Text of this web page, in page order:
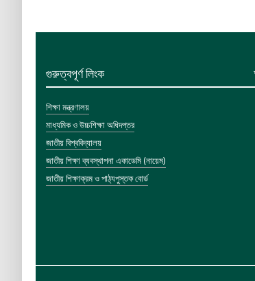
গুরুত্বপূর্ণ লিংক
শিক্ষা মন্ত্রণালয়
মাধ্যমিক ও উচ্চশিক্ষা অধিদপ্তর
জাতীয় বিশ্ববিদ্যালয়
জাতীয় শিক্ষা ব্যবস্থাপনা একাডেমি (নায়েম)
জাতীয় শিক্ষাক্রম ও পাঠ্যপুস্তক বোর্ড